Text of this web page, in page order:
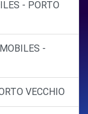
- PORTO
-
VECCHIO